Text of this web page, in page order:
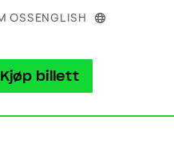
OSS ENGLISH
Kjøp billett